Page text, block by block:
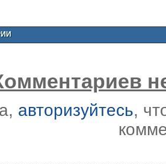
авторизуйтесь,